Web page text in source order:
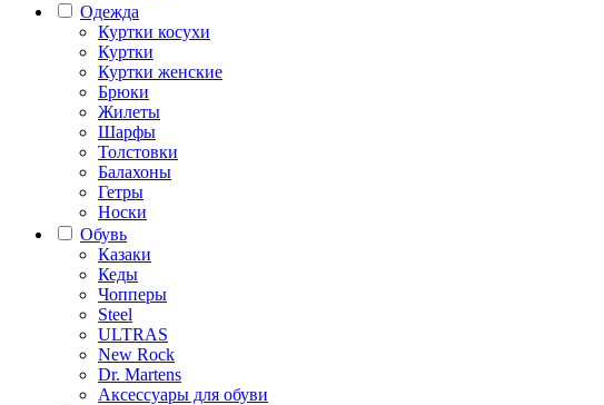
Одежда
Куртки косухи
Куртки
Куртки женские
Брюки
Жилеты
Шарфы
Толстовки
Балахоны
Гетры
Носки
Обувь
Казаки
Кеды
Чопперы
Steel
ULTRAS
New Rock
Dr. Martens
Аксессуары для обуви